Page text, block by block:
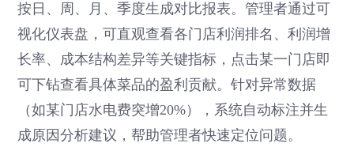
按日、周、月、季度生成对比报表。管理者通过可
视化仪表盘，可直观查看各门店利润排名、利润增
长率、成本结构差异等关键指标，点击某一门店即
可下钻查看具体菜品的盈利贡献。针对异常数据
（如某门店水电费突增20%），系统自动标注并生
成原因分析建议，帮助管理者快速定位问题。